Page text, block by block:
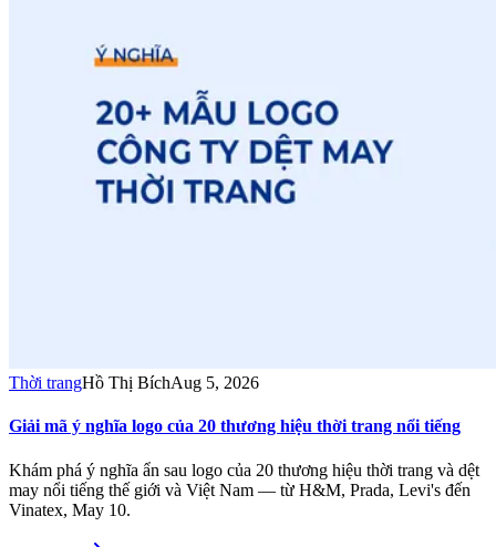
Thời trangHồ Thị BíchAug 5, 2026
Giải mã ý nghĩa logo của 20 thương hiệu thời trang nổi tiếng
Khám phá ý nghĩa ẩn sau logo của 20 thương hiệu thời trang và dệt
may nổi tiếng thế giới và Việt Nam — từ H&M, Prada, Levi's đến
Vinatex, May 10.